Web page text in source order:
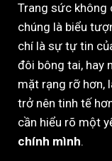
Trang sức không
chúng là biểu
chí là sự tự tin
đôi bông tai, hay
mặt rạng rỡ hơn,
trở nên tinh tế
cần hiểu rõ một
chính mình.